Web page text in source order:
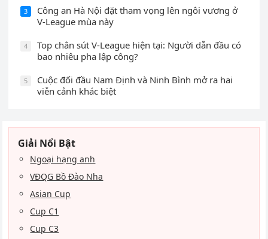
3
Công an Hà Nội đặt tham vọng lên ngôi vương ở
V-League mùa này
4
Top chân sút V-League hiện tại: Người dẫn đầu có
bao nhiêu pha lập công?
5
Cuộc đối đầu Nam Định và Ninh Bình mở ra hai
viễn cảnh khác biệt
Giải Nổi Bật
Ngoại hạng anh
VĐQG Bồ Đào Nha
Asian Cup
Cup C1
Cup C3